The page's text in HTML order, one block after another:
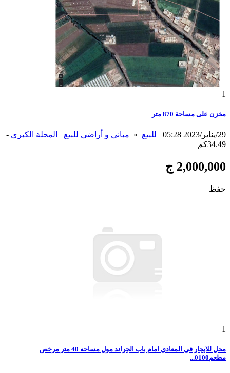
1
مخزن على مساحة 870 متر
29/يناير/2023 05:28 للبيع » مبانى و أراضى للبيع المحلة الكبرى -
34.49كم
2,000,000 ج
حفظ
1
محل للايجار فى المعادى امام باب الجراند مول مساحه 40 متر مرخص
مطعم0100...